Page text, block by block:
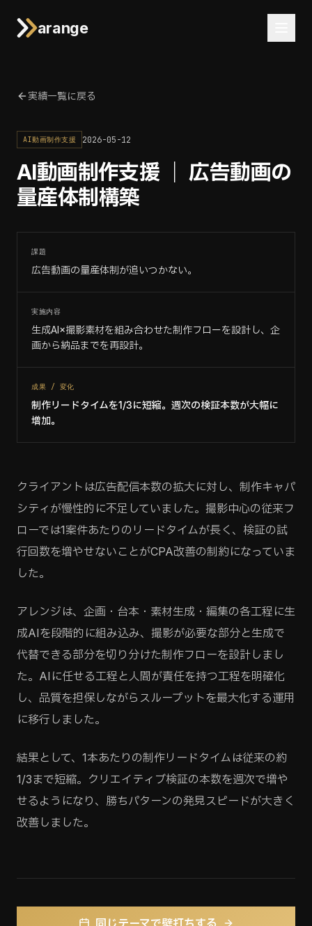
arange
実績一覧に戻る
AI動画制作支援 2026-05-12
AI動画制作支援 ｜ 広告動画の
量産体制構築
課題
広告動画の量産体制が追いつかない。
実施内容
生成AI×撮影素材を組み合わせた制作フローを設計し、企
画から納品までを再設計。
成果 / 変化
制作リードタイムを1/3に短縮。週次の検証本数が大幅に
増加。
クライアントは広告配信本数の拡大に対し、制作キャパ
シティが慢性的に不足していました。撮影中心の従来フ
ローでは1案件あたりのリードタイムが長く、検証の試
行回数を増やせないことがCPA改善の制約になっていま
した。
アレンジは、企画・台本・素材生成・編集の各工程に生
成AIを段階的に組み込み、撮影が必要な部分と生成で
代替できる部分を切り分けた制作フローを設計しまし
た。AIに任せる工程と人間が責任を持つ工程を明確化
し、品質を担保しながらスループットを最大化する運用
に移行しました。
結果として、1本あたりの制作リードタイムは従来の約
1/3まで短縮。クリエイティブ検証の本数を週次で増や
せるようになり、勝ちパターンの発見スピードが大きく
改善しました。
同じテーマで壁打ちする